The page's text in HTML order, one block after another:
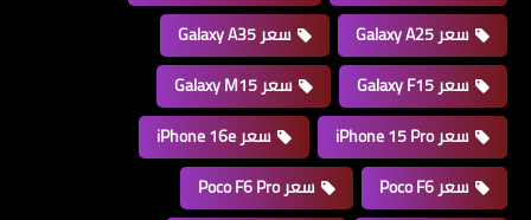
سعر Galaxy A25
سعر Galaxy A35
سعر Galaxy F15
سعر Galaxy M15
سعر iPhone 15 Pro
سعر iPhone 16e
سعر Poco F6
سعر Poco F6 Pro